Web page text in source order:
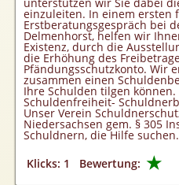
unterstützen wir Sie dabei
einzuleiten. In einem ersten
Erstberatungsgespräch bei
Delmenhorst, helfen wir
Existenz, durch die
die Erhöhung des
Pfändungsschutzkonto. Wir
zusammen einen
Ihre Schulden tilgen
Schuldenfreiheit-
Unser Verein
Niedersachsen gem. § 305
Schuldnern, die Hilfe suchen.
Klicks: 1
Bewertung: ★